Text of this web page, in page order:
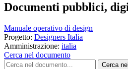
Documenti pubblici,
Manuale operativo di design
Progetto: Designers Italia
Amministrazione: italia
Cerca nel documento
Cerca